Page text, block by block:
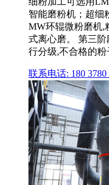
智能磨粉机；超细
MW环辊微粉磨机,
式离心磨。 第三
行分级,不合格的
联系电话: 180 3780